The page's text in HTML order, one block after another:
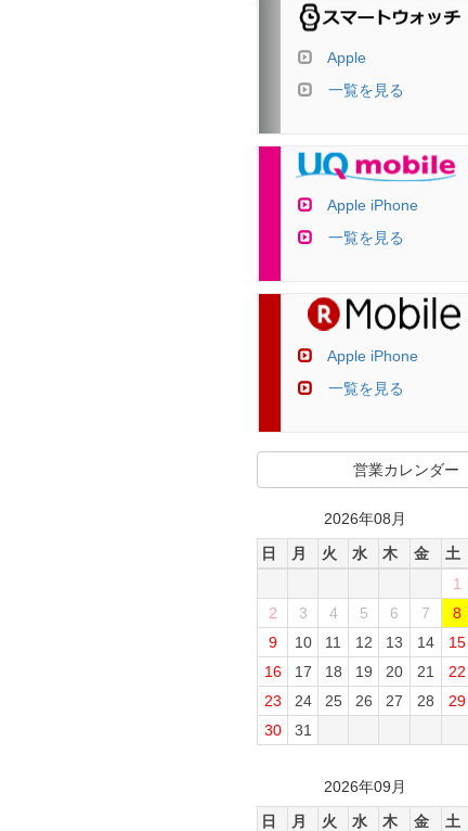
Apple
一覧を見る
Apple iPhone
一覧を見る
Apple iPhone
一覧を見る
営業カレンダー
2026年08月
日
月 火 水 木 金
土
1
2
3 4 5 6 7
8
9
10 11 12 13 14
15
16
17 18 19 20 21
22
23
24 25 26 27 28
29
30
31
2026年09月
日
月 火 水 木 金 土